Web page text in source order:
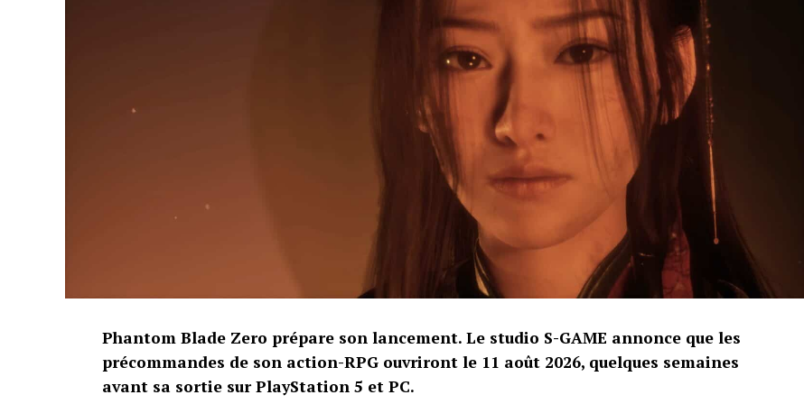
ventes. Animal Crossing: New Horizons suit avec 50,29 millions, tandis que Super Smash
Nintendo signale également les 7,94 millions d’exemplaires de Tomodachi Life: Living the
Dream. Au total, plus de 1,56 milliard de jeux Switch ont été vendus dans le monde.
Ces résultats confirment la puissance durable de l’écosystème Switch, alors que la Switch 2
commence à bâtir son propre catalogue de succès.
Gematsu
Phantom Blade Zero prépare son lancement. Le studio S-GAME annonce que les
précommandes de son action-RPG ouvriront le 11 août 2026, quelques semaines
avant sa sortie sur PlayStation 5 et PC.